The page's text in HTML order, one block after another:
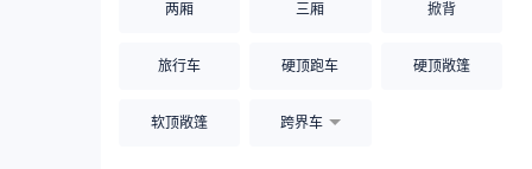
两厢 三厢 掀背
旅行车 硬顶跑车 硬顶敞篷
软顶敞篷 跨界车